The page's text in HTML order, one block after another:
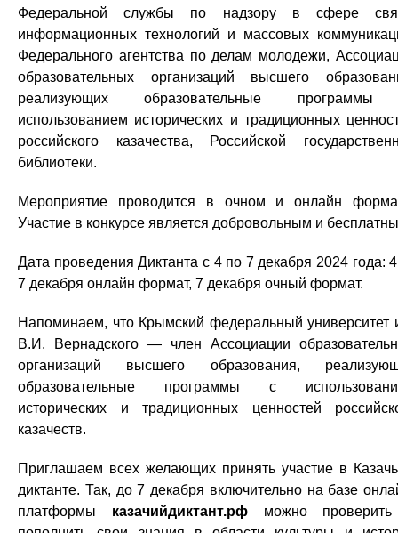
Федеральной службы по надзору в сфере
информационных технологий и массовых
Федерального агентства по делам молодежи,
образовательных организаций высшего
реализующих образовательные
использованием исторических и традиционных
российского казачества, Российской
библиотеки.
Мероприятие проводится в очном и онлайн
Участие в конкурсе является добровольным и
Дата проведения Диктанта с 4 по 7 декабря 2024 года:
7 декабря онлайн формат, 7 декабря очный формат.
Напоминаем, что Крымский федеральный университет
В.И. Вернадского — член Ассоциации
организаций высшего образования,
образовательные программы с
исторических и традиционных ценностей
казачеств.
Приглашаем всех желающих принять участие в
диктанте. Так, до 7 декабря включительно на базе
платформы казачийдиктант.рфможно